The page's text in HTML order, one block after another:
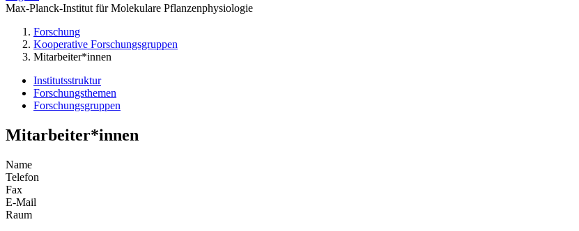
Max-Planck-Institut für Molekulare Pflanzenphysiologie
Forschung
Kooperative Forschungsgruppen
Mitarbeiter*innen
Institutsstruktur
Forschungsthemen
Forschungsgruppen
Mitarbeiter*innen
Name
Telefon
Fax
E-Mail
Raum